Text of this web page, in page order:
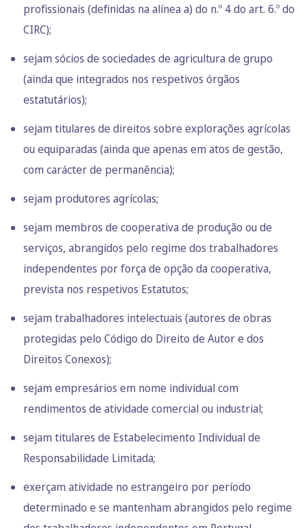
profissionais (definidas na alínea a) do n.º 4 do art. 6.º do
CIRC);
sejam sócios de sociedades de agricultura de grupo
(ainda que integrados nos respetivos órgãos
estatutários);
sejam titulares de direitos sobre explorações agrícolas
ou equiparadas (ainda que apenas em atos de gestão,
com carácter de permanência);
sejam produtores agrícolas;
sejam membros de cooperativa de produção ou de
serviços, abrangidos pelo regime dos trabalhadores
independentes por força de opção da cooperativa,
prevista nos respetivos Estatutos;
sejam trabalhadores intelectuais (autores de obras
protegidas pelo Código do Direito de Autor e dos
Direitos Conexos);
sejam empresários em nome individual com
rendimentos de atividade comercial ou industrial;
sejam titulares de Estabelecimento Individual de
Responsabilidade Limitada;
exerçam atividade no estrangeiro por período
determinado e se mantenham abrangidos pelo regime